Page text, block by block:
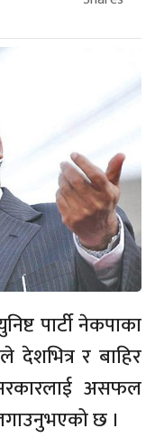
पार्टी नेकपाका
देशभित्र र बाहिर
सरकारलाई असफल
छ ।